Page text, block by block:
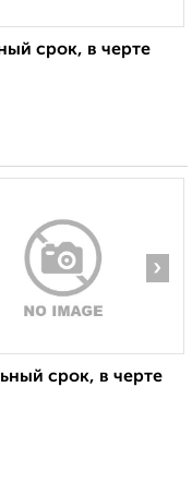
срок, в черте
›
срок, в черте